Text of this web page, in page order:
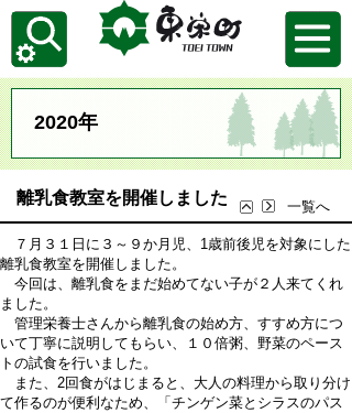
2020年
離乳食教室を開催しました 一覧へ
７月３１日に３～９か月児、1歳前後児を対象にした
離乳食教室を開催しました。
今回は、離乳食をまだ始めてない子が２人来てくれ
ました。
管理栄養士さんから離乳食の始め方、すすめ方につ
いて丁寧に説明してもらい、１０倍粥、野菜のペース
トの試食を行いました。
また、2回食がはじまると、大人の料理から取り分け
て作るのが便利なため、「チンゲン菜とシラスのパス